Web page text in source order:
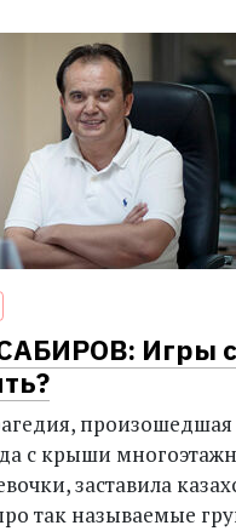
Игры
произошедшая
с крыши
заставила
так называемые